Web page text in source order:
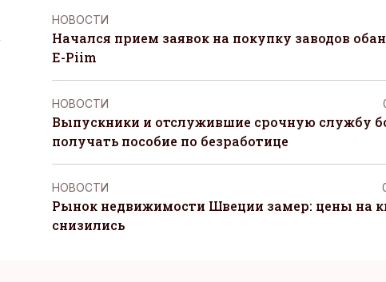
НОВОСТИ
Начался прием заявок на покупку заводов
E-Piim
НОВОСТИ
Выпускники и отслужившие срочную службу
получать пособие по безработице
НОВОСТИ
Рынок недвижимости Швеции замер: цены на
снизились